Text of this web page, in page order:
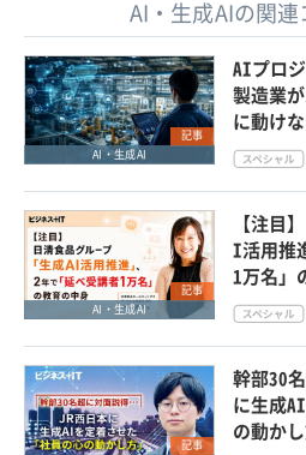
AI・生成AIの関
記事
AI・生成AI
AIプロ
製造業
に動け
記事
AI・生成AI
【注目
I活用推
1万名」
記事
幹部30
に生成
の動かし